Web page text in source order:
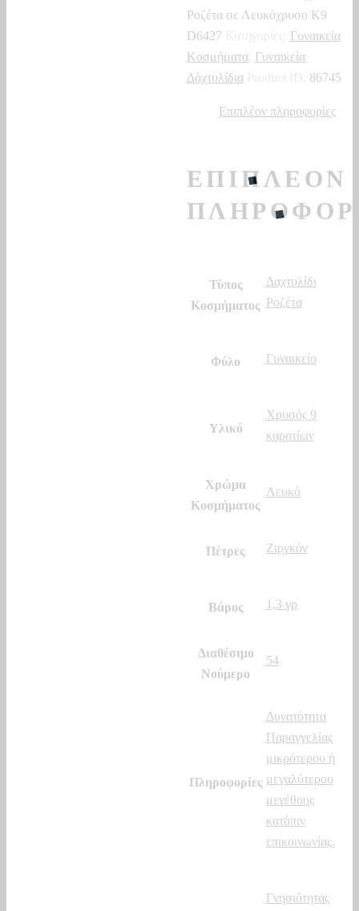
Κ9
D6427
ποσότητα
Ροζέτα σε Λευκόχρυσο Κ9
D6427
Γυναικεία
Κοσμήματα, Γυναικεία
Δάχτυλίδια
86745
Επιπλέον πληροφορίες
ΕΠΙΠΛΈΟΝ
Τύπος
Κοσμήματος
Δαχτυλίδι
Ροζέτα
Φύλο Γυναικείο
Υλικό
Χρυσός 9
καρατίων
Χρώμα
Κοσμήματος
Λευκό
Πέτρες Ζιργκόν
Βάρος 1,3 γρ
Διαθέσιμο
Νούμερο
54
Πληροφορίες
Δυνατότητα
Παραγγελίας
μικρότερου ή
μεγαλύτερου
μεγέθους
κατόπιν
επικοινωνίας.
Γνησιότητας